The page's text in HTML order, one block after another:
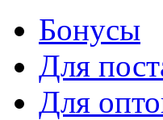
Бонусы
Для
Для